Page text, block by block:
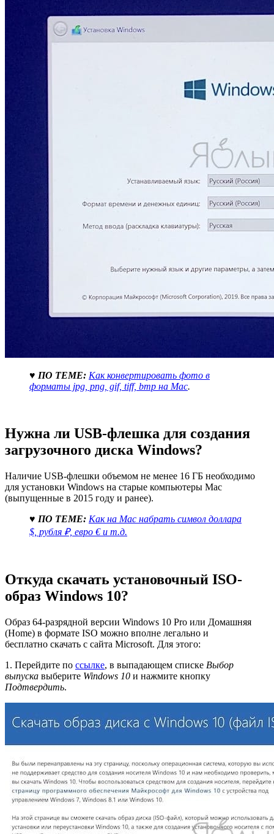
♥ ПО ТЕМЕ: Как конвертировать фото в
форматы jpg, png, gif, tiff, bmp на Mac.
Нужна ли USB-флешка для создания
загрузочного диска Windows?
Наличие USB-флешки объемом не менее 16 ГБ необходимо
для установки Windows на старые компьютеры Mac
(выпущенные в 2015 году и ранее).
♥ ПО ТЕМЕ: Как на Mac набрать символ доллара
$, рубля ₽, евро € и т.д.
Откуда скачать установочный ISO-
образ Windows 10?
Образ 64-разрядной версии Windows 10 Pro или Домашняя
(Home) в формате ISO можно вполне легально и
бесплатно скачать с сайта Microsoft. Для этого:
1. Перейдите по ссылке, в выпадающем списке Выбор
выпуска выберите Windows 10 и нажмите кнопку
Подтвердить.